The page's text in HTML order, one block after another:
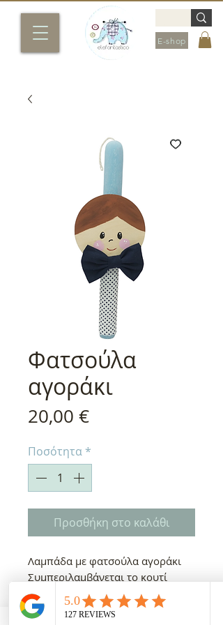
E-shop
Φατσούλα
αγοράκι
20,00 €Τιμή
Ποσότητα*
Προσθήκη στο καλάθι
Λαμπάδα με φατσούλα αγοράκι
Συμπεριλαμβάνεται το κουτί
λαμπάδας